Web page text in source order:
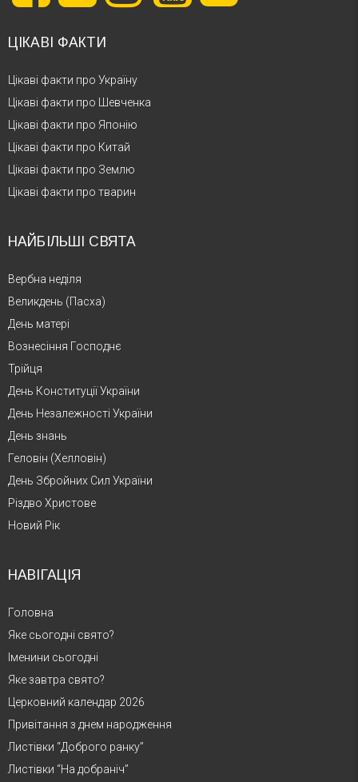
ЦІКАВІ ФАКТИ
Цікаві факти про Україну
Цікаві факти про Шевченка
Цікаві факти про Японію
Цікаві факти про Китай
Цікаві факти про Землю
Цікаві факти про тварин
НАЙБІЛЬШІ СВЯТА
Вербна неділя
Великдень (Пасха)
День матері
Вознесіння Господнє
Трійця
День Конституції України
День Незалежності України
День знань
Геловін (Хелловін)
День Збройних Сил України
Різдво Христове
Новий Рік
НАВІГАЦІЯ
Головна
Яке сьогодні свято?
Іменини сьогодні
Яке завтра свято?
Церковний календар 2026
Привітання з днем народження
Листівки “Доброго ранку”
Листівки “На добраніч”